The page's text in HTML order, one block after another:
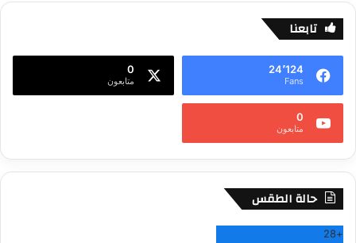
تابعنا
24٬124
Fans
0
متابعون
0
متابعون
حالة الطقس
+
28